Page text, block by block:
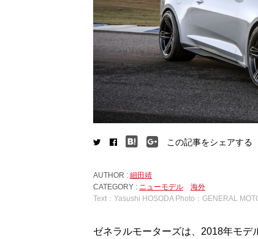
この記事をシェアする
AUTHOR : 細田靖
CATEGORY : ニューモデル
海外
Text：Yasushi HOSODA Photo：GENERAL
ゼネラルモーターズは、2018年モデ